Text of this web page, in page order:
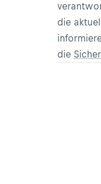
die
die